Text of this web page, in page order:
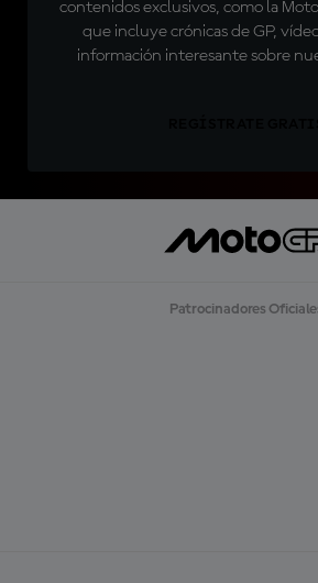
contenidos exclusivos, como la
que incluye crónicas de GP,
información interesante sobre
Patrocinadores